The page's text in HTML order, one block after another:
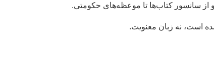
از سانسور کتاب‌ها تا موعظه‌های حکومتی.
است، نه زبان معنویت.